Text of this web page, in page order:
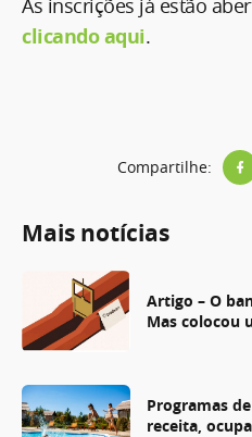
As inscrições já estão
clicando aqui.
Compartilhe:
Mais notícias
Artigo – O
Mas colocou
Programas
receita,